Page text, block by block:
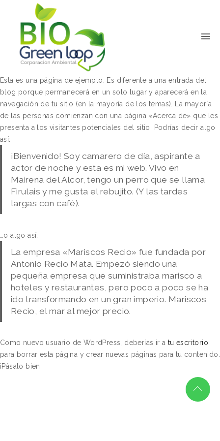
Esta es una página de ejemplo. Es diferente a una entrada del
blog porque permanecerá en un solo lugar y aparecerá en la
navegación de tu sitio (en la mayoría de los temas). La mayoría
de las personas comienzan con una página «Acerca de» que les
presenta a los visitantes potenciales del sitio. Podrías decir algo
así:
¡Bienvenido! Soy camarero de día, aspirante a
actor de noche y esta es mi web. Vivo en
Mairena del Alcor, tengo un perro que se llama
Firulais y me gusta el rebujito. (Y las tardes
largas con café).
…o algo así:
La empresa «Mariscos Recio» fue fundada por
Antonio Recio Mata. Empezó siendo una
pequeña empresa que suministraba marisco a
hoteles y restaurantes, pero poco a poco se ha
ido transformando en un gran imperio. Mariscos
Recio, el mar al mejor precio.
Como nuevo usuario de WordPress, deberías ir a tu escritorio
para borrar esta página y crear nuevas páginas para tu contenido.
¡Pásalo bien!